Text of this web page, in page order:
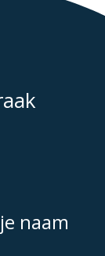
naam